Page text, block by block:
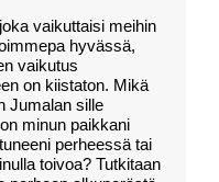
vaikuttaisi meihin
hyvässä,
vaikutus
on kiistaton. Mikä
Jumalan sille
minun paikkani
perheessä tai
toivoa? Tutkitaan